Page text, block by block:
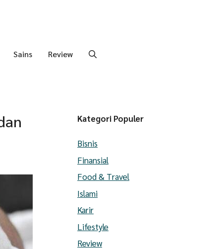
Sains Review
Kategori Populer
Bisnis
Finansial
Food & Travel
Islami
Karir
Lifestyle
Review